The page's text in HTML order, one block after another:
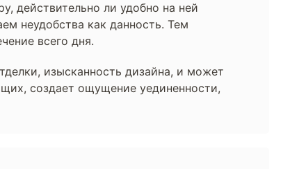
действительно ли удобно на ней
неудобства как данность. Тем
всего дня.
изысканность дизайна, и может
создает ощущение уединенности,